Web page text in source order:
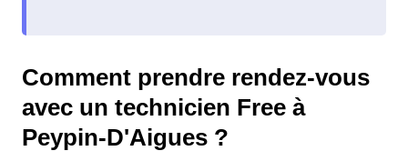
Comment prendre rendez-vous
avec un technicien Free à
Peypin-D'Aigues ?